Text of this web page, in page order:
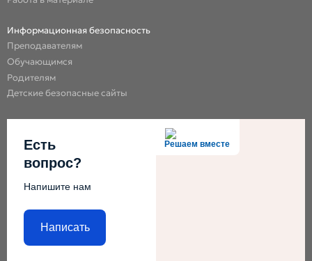
Информационная безопасность
Преподавателям
Обучающимся
Родителям
Детские безопасные сайты
Решаем вместе
Есть
вопрос?
Напишите нам
Написать